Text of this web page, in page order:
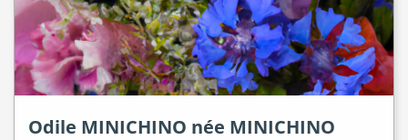
Odile MINICHINO née MINICHINO